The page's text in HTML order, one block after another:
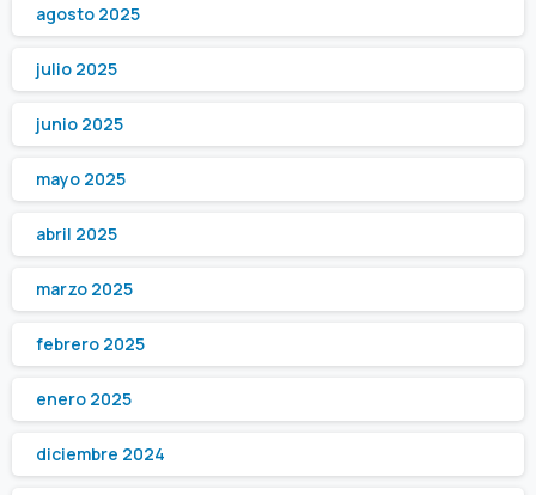
agosto 2025
julio 2025
junio 2025
mayo 2025
abril 2025
marzo 2025
febrero 2025
enero 2025
diciembre 2024